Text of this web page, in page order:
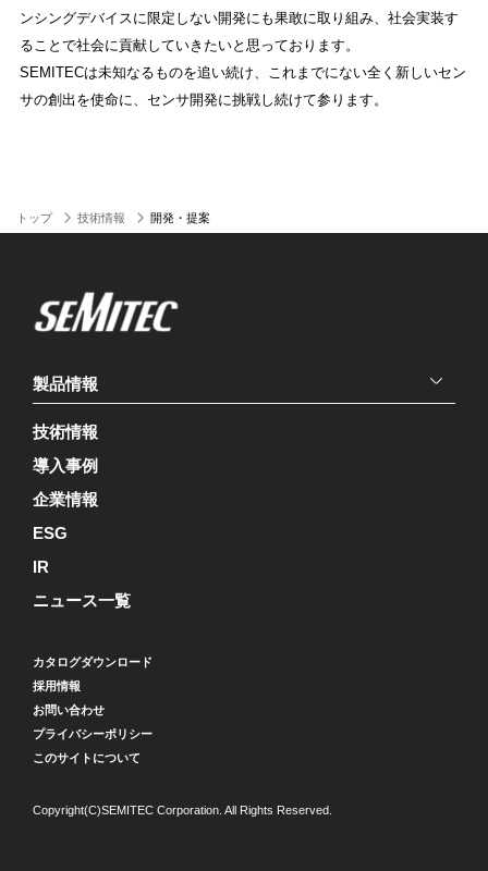
ンシングデバイスに限定しない開発にも果敢に取り組み、社会実装す
ることで社会に貢献していきたいと思っております。
SEMITECは未知なるものを追い続け、これまでにない全く新しいセン
サの創出を使命に、センサ開発に挑戦し続けて参ります。
トップ 技術情報 開発・提案
製品情報
技術情報
導入事例
企業情報
ESG
IR
ニュース一覧
カタログダウンロード
採用情報
お問い合わせ
プライバシーポリシー
このサイトについて
Copyright(C)SEMITEC Corporation. All Rights Reserved.